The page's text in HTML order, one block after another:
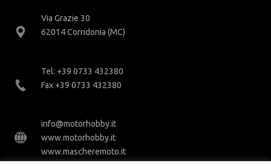
Via Grazie 30
62014 Corridonia (MC)
Tel: +39 0733 432380
Fax +39 0733 432380
info@motorhobby.it
www.motorhobby.it
www.mascheremoto.it